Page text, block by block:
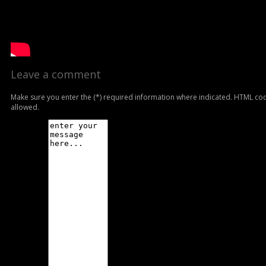
Leave a comment
Make sure you enter the (*) required information where indicated. HTML
allowed.